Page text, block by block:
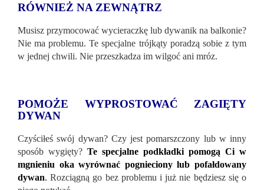
RÓWNIEŻ NA ZEWNĄTRZ
Musisz przymocować wycieraczkę lub dywanik na balkonie?
Nie ma problemu. Te specjalne trójkąty poradzą sobie z tym
w jednej chwili. Nie przeszkadza im wilgoć ani mróz.
POMOŻE WYPROSTOWAĆ ZAGIĘTY
DYWAN
Czyściłeś swój dywan? Czy jest pomarszczony lub w inny
sposób wygięty? Te specjalne podkładki pomogą Ci w
mgnieniu oka wyrównać pognieciony lub pofałdowany
dywan. Rozciągną go bez problemu i już nie będziesz się o